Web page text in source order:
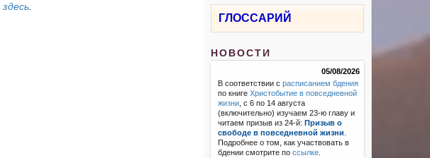
здесь.
ГЛОССАРИЙ
НОВОСТИ
05/08/2026
В соответствии срасписанием бдения
по книгеХристобытие в повседневной
жизни , с 6 по 14 августа
(включительно) изучаем 23-ю главу и
читаем призыв из 24-й: Призыв о
свободе в повседневной жизни
Подробнее о том, как участвовать в
бдении смотрите поссылке